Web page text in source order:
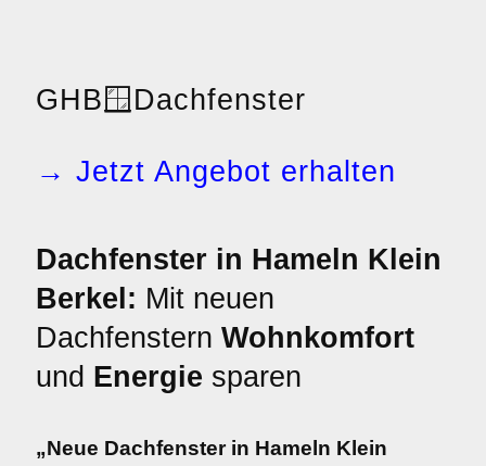
GHB 🪟 Dachfenster
→ Jetzt Angebot erhalten
Dachfenster in Hameln Klein
Berkel: Mit neuen
Dachfenstern Wohnkomfort
und Energie sparen
„Neue Dachfenster in Hameln Klein